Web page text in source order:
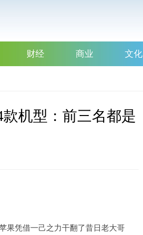
财经 商业 文化
机型：前三名都是
果凭借一己之力干翻了昔日老大哥